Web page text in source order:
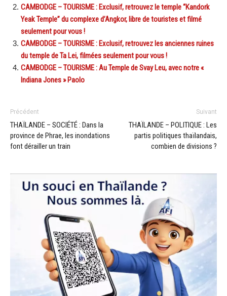
CAMBODGE – TOURISME : Exclusif, retrouvez le temple “Kandork
Yeak Temple” du complexe d’Angkor, libre de touristes et filmé
seulement pour vous !
CAMBODGE – TOURISME : Exclusif, retrouvez les anciennes ruines
du temple de Ta Lei, filmées seulement pour vous !
CAMBODGE – TOURISME : Au Temple de Svay Leu, avec notre «
Indiana Jones » Paolo
Précédent
THAÏLANDE – SOCIÉTÉ : Dans la
province de Phrae, les inondations
font dérailler un train
Suivant
THAÏLANDE – POLITIQUE : Les
partis politiques thaïlandais,
combien de divisions ?